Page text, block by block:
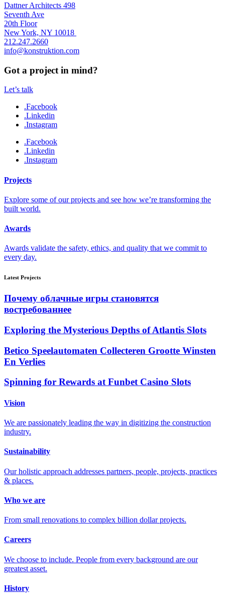
Dattner Architects 498
Seventh Ave
20th Floor
New York, NY 10018
212.247.2660
info@konstruktion.com
Got a project in mind?
Let’s talk
.Facebook
.Linkedin
.Instagram
.Facebook
.Linkedin
.Instagram
Projects
Explore some of our projects and see how we’re transforming the
built world.
Awards
Awards validate the safety, ethics, and quality that we commit to
every day.
Latest Projects
Почему облачные игры становятся
востребованнее
Exploring the Mysterious Depths of Atlantis Slots
Betico Speelautomaten Collecteren Grootte Winsten
En Verlies
Spinning for Rewards at Funbet Casino Slots
Vision
We are passionately leading the way in digitizing the construction
industry.
Sustainability
Our holistic approach addresses partners, people, projects, practices
& places.
Who we are
From small renovations to complex billion dollar projects.
Careers
We choose to include. People from every background are our
greatest asset.
History